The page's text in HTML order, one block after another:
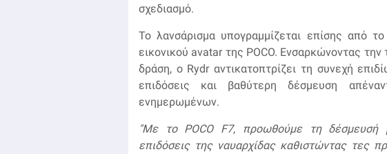
σχεδιασμό.
Το λανσάρισμα υπογραμμίζεται επίσης από
εικονικού avatar της POCO. Ενσαρκώνοντας
δράση, ο Rydr αντικατοπτρίζει τη συνεχή
επιδόσεις και βαθύτερη δέσμευση
ενημερωμένων.
"Με το POCO F7, προωθούμε τη δέσμευσή
επιδόσεις της ναυαρχίδας καθιστώντας τες